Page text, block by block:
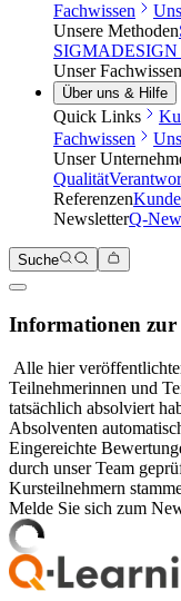
Fachwissen
Unsere Methoden
SIGMA
Unser Fachwissen
Über uns & Hilfe
Quick Links
Fachwissen
Unser
Qualität
Referenzen
NewsletterQ-
Suche
Informationen zur
Alle hier
Teilnehmerinnen und
tatsächlich absolviert
Absolventen
Eingereichte
durch unser Team
Kursteilnehmern
Melde Sie sich zum